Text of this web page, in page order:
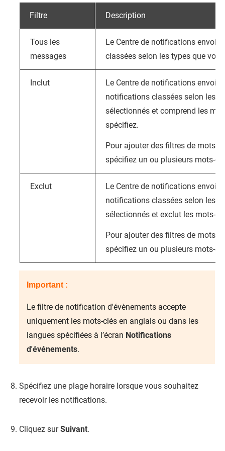
Filtre Description
Tous les
messages
Le Centre de notifications envoie
classées selon les types que
Inclut Le Centre de notifications envoie
notifications classées selon les
sélectionnés et comprend les
spécifiez.
Pour ajouter des filtres de mots-
spécifiez un ou plusieurs mots-
Exclut Le Centre de notifications envoie
notifications classées selon les
sélectionnés et exclut les mots-
Pour ajouter des filtres de mots-
spécifiez un ou plusieurs mots-
Important :
Le filtre de notification d'évènements accepte
uniquement les mots-clés en anglais ou dans les
langues spécifiées à l’écran Notifications
d'événements.
Spécifiez une plage horaire lorsque vous souhaitez
recevoir les notifications.
Cliquez surSuivant.